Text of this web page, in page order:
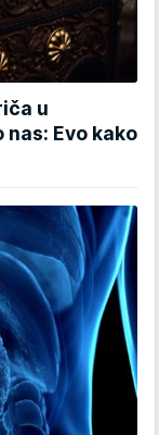
u
Evo kako